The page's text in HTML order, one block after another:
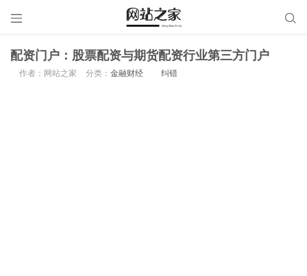
 
配资门户：股票配资与期货配资行业第三方门户
作者：网站之家 分类： 金融财经 纠错